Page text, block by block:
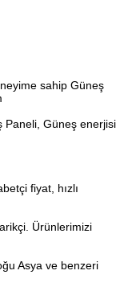
sahip Güneş
Paneli, Güneş enerjisi
fiyat, hızlı
Ürünlerimizi
Asya ve benzeri